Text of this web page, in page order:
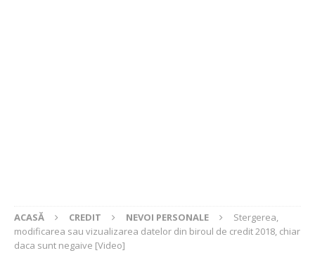
ACASĂ CREDIT NEVOI PERSONALE
Stergerea,
modificarea sau vizualizarea datelor din biroul de credit 2018, chiar
daca sunt negaive [Video]